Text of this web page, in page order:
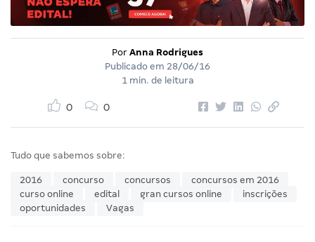
Por Anna Rodrigues
Publicado em 28/06/16
1 min. de leitura
0 0
Tudo que sabemos sobre:
2016 concurso concursos
concursos em 2016
curso online
edital gran cursos online
inscrições
oportunidades
Vagas